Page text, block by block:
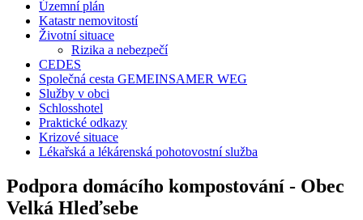
Územní plán
Katastr nemovitostí
Životní situace
Rizika a nebezpečí
CEDES
Společná cesta GEMEINSAMER WEG
Služby v obci
Schlosshotel
Praktické odkazy
Krizové situace
Lékařská a lékárenská pohotovostní služba
Podpora domácího kompostování - Obec
Velká Hleďsebe